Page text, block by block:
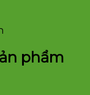
phẩm